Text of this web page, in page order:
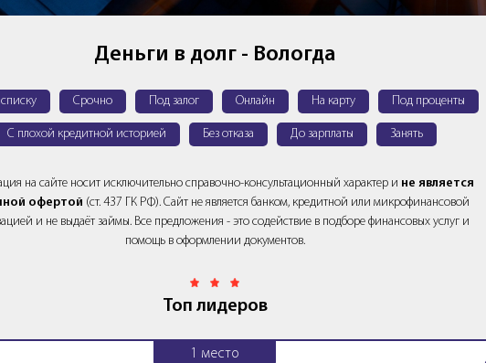
Деньги в долг - Вологда
Срочно Под залог Онлайн На карту Под проценты
С плохой кредитной историей Без отказа До зарплаты Занять
на сайте носит исключительно справочно-консультационный характер и не является
офертой (ст. 437 ГК РФ). Сайт не является банком, кредитной или микрофинансовой
и не выдаёт займы. Все предложения - это содействие в подборе финансовых услуг и
помощь в оформлении документов.
Топ лидеров
1 место